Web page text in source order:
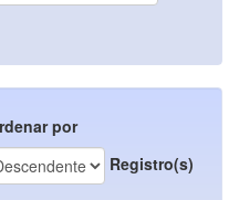
por
Registro(s)